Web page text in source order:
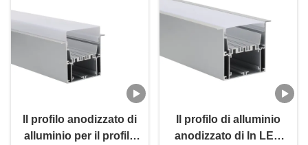
alluminio
Il profilo anodizzato di
alluminio per il profilo
Il profilo di alluminio
anodizzato di In LED